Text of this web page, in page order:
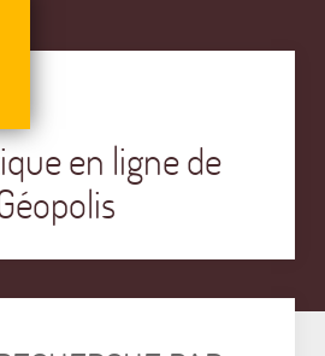
en ligne de